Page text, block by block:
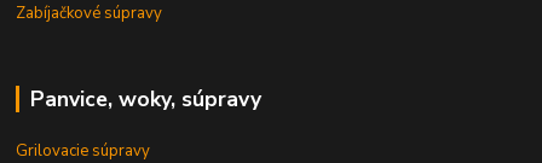
Zabíjačkové súpravy
Panvice, woky, súpravy
Grilovacie súpravy